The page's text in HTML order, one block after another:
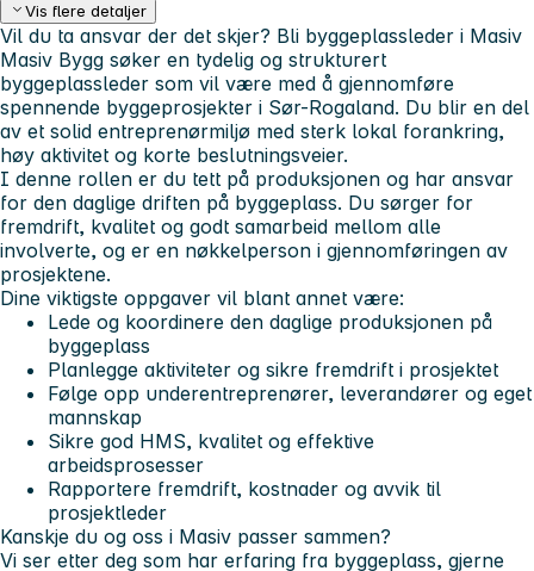
Vis flere detaljer
Vil du ta ansvar der det skjer? Bli byggeplassleder i Masiv
Masiv Bygg søker en tydelig og strukturert
byggeplassleder som vil være med å gjennomføre
spennende byggeprosjekter i Sør-Rogaland. Du blir en del
av et solid entreprenørmiljø med sterk lokal forankring,
høy aktivitet og korte beslutningsveier.
I denne rollen er du tett på produksjonen og har ansvar
for den daglige driften på byggeplass. Du sørger for
fremdrift, kvalitet og godt samarbeid mellom alle
involverte, og er en nøkkelperson i gjennomføringen av
prosjektene.
Dine viktigste oppgaver vil blant annet være:
Lede og koordinere den daglige produksjonen på
byggeplass
Planlegge aktiviteter og sikre fremdrift i prosjektet
Følge opp underentreprenører, leverandører og eget
mannskap
Sikre god HMS, kvalitet og effektive
arbeidsprosesser
Rapportere fremdrift, kostnader og avvik til
prosjektleder
Kanskje du og oss i Masiv passer sammen?
Vi ser etter deg som har erfaring fra byggeplass, gjerne